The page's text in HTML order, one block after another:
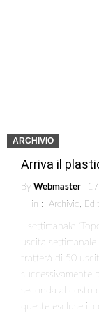
ARCHIVIO
Arriva il
By Webmaster
in : Archivio,
Il settimanale
uscita
tratterà di 50
successivamente
seconda al costo
queste escluse il